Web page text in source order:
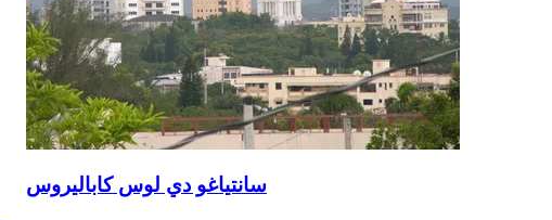
سانتياغو دي لوس كاباليروس